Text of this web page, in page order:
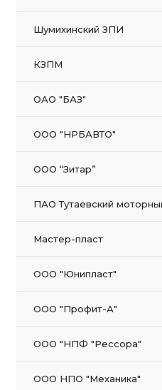
Шумихинский ЗПИ
КЗПМ
ОАО "БАЗ"
ООО "НРБАВТО"
ООО “Зитар”
ПАО Тутаевский
Мастер-пласт
ООО "Юнипласт"
ООО "Профит-А"
ООО "НПФ "Рессора"
ООО НПО "Механика"